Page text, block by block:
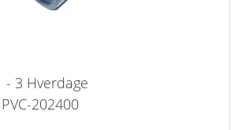
- 3 Hverdage
202400